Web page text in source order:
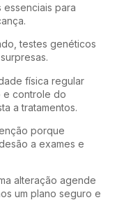
essenciais para
testes genéticos
física regular
e controle do
a tratamentos.
porque
a exames e
alteração agende
um plano seguro e